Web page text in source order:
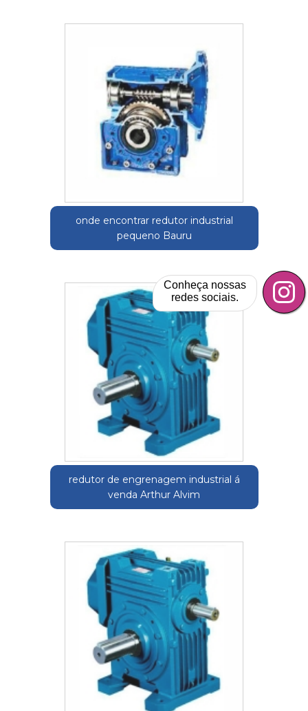
onde encontrar redutor industrial
pequeno Bauru
redutor de engrenagem industrial á
venda Arthur Alvim
Conheça nossas
redes sociais.